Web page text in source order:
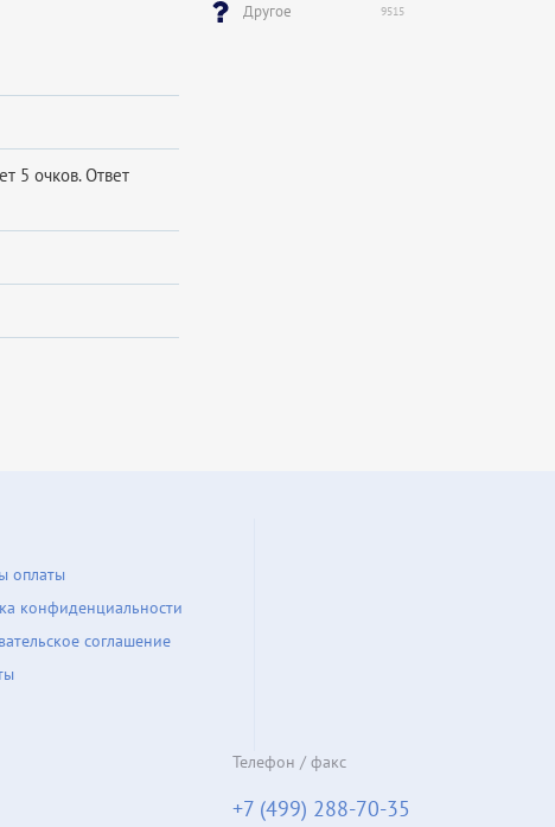
5 очков. Ответ
Другое 9515
оплаты
конфиденциальности
соглашение
Телефон / факс
+7 (499) 288-70-35